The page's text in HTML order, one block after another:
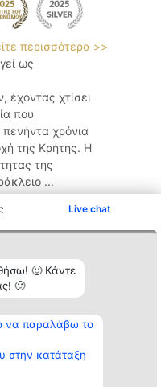
Live chat
🙂 Κάντε
🙂
να παραλάβω το
στην κατάταξη
περισσότερα >>
ως
έχοντας χτίσει
που
πενήντα χρόνια
της Κρήτης. Η
της
...
Επικοινωνία